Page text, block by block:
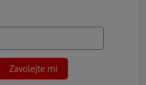
Zavolejte mi